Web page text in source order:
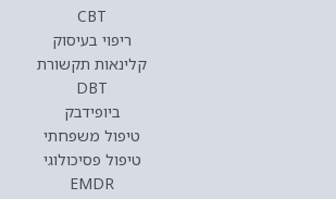
CBT
ריפוי בעיסוק
קלינאות תקשורת
DBT
ביופידבק
טיפול משפחתי
טיפול פסיכולוגי
EMDR